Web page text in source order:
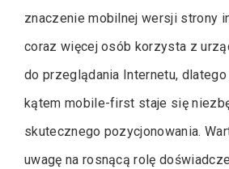
znaczenie mobilnej wersji strony
coraz więcej osób korzysta z
do przeglądania Internetu,
kątem mobile-first staje się
skutecznego pozycjonowania.
uwagę na rosnącą rolę